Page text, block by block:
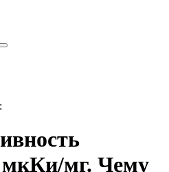
мкКи/мг. Чему